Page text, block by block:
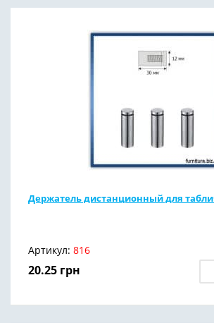
Держатель дистанционный для
Артикул: 816
20.25 грн